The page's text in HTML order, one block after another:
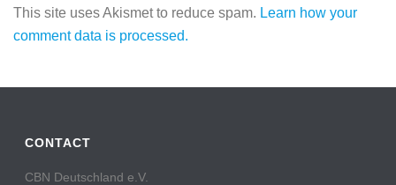
This site uses Akismet to reduce spam. Learn how your
comment data is processed.
CONTACT
CBN Deutschland e.V.